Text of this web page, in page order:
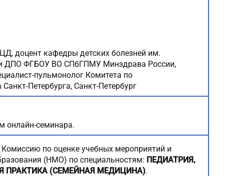
доцент кафедры детских болезней им.
ДПО ФГБОУ ВО СПбГПМУ Минздрава России,
пульмонолог Комитета по
Петербурга, Санкт-Петербург
онлайн-семинара.
по оценке учебных мероприятий и
(НМО) по специальностям: ПЕДИАТРИЯ,
ПРАКТИКА (СЕМЕЙНАЯ МЕДИЦИНА).